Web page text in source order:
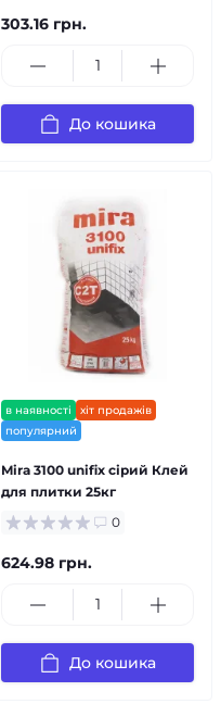
303.16 грн.
До кошика
в наявності
хіт продажів
популярний
Mira 3100 unifiх сірий Клей
для плитки 25кг
0
624.98 грн.
До кошика